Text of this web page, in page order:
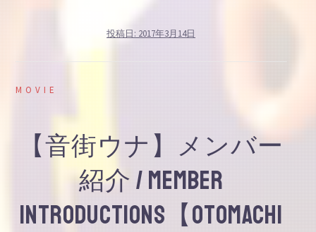
投稿日: 2017年3月14日
MOVIE
【音街ウナ】メンバー
紹介 / Member
introductions【otomachi